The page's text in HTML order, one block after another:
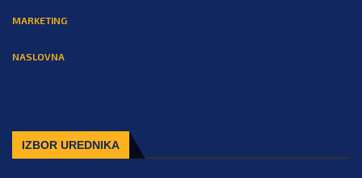
MARKETING
NASLOVNA
IZBOR UREDNIKA